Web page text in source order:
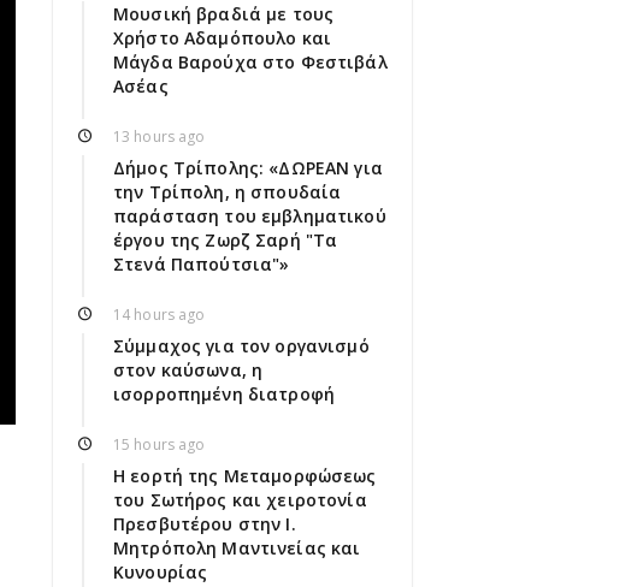
Μουσική βραδιά με τους
Χρήστο Αδαμόπουλο και
Μάγδα Βαρούχα στο Φεστιβάλ
Ασέας
13 hours ago
Δήμος Τρίπολης: «ΔΩΡΕΑΝ για
την Τρίπολη, η σπουδαία
παράσταση του εμβληματικού
έργου της Ζωρζ Σαρή "Τα
Στενά Παπούτσια"»
14 hours ago
Σύμμαχος για τον οργανισμό
στον καύσωνα, η
ισορροπημένη διατροφή
15 hours ago
Η εορτή της Μεταμορφώσεως
του Σωτήρος και χειροτονία
Πρεσβυτέρου στην Ι.
Μητρόπολη Μαντινείας και
Κυνουρίας